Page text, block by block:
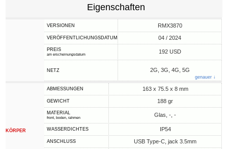
Eigenschaften
VERSIONEN RMX3870
VERÖFFENTLICHUNGSDATUM 04 / 2024
PREIS
am erscheinungsdatum 192 USD
NETZ 2G, 3G, 4G, 5G
genauer ↓
KÖRPER
ABMESSUNGEN 163 x 75.5 x 8 mm
GEWICHT 188 gr
MATERIAL
front, boden, rahmen Glas, -, -
WASSERDICHTES IP54
ANSCHLUSS USB Type-C, jack 3.5mm